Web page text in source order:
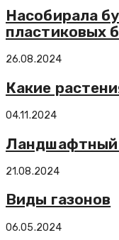
Насобирала
пластиковых
26.08.2024
Какие
04.11.2024
Ландшафтный
21.08.2024
Виды газонов
06.05.2024